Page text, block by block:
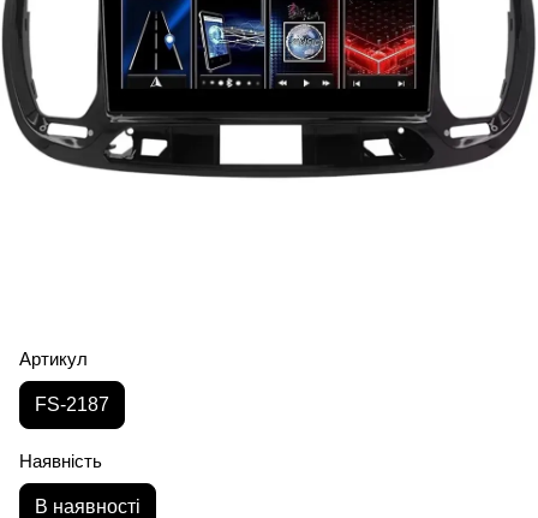
Артикул
FS-2187
Наявність
В наявності